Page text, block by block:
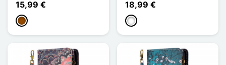
15,99 €
Marrón
18,99 €
Blanco